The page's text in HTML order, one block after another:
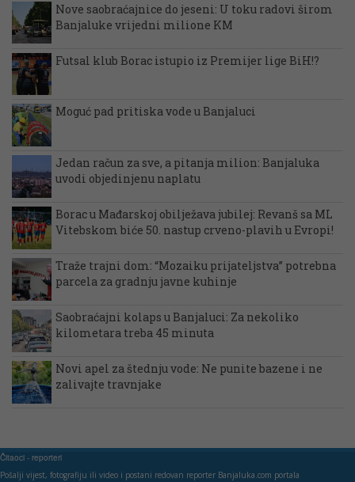
Nove saobraćajnice do jeseni: U toku radovi širom
Banjaluke vrijedni milione KM
Futsal klub Borac istupio iz Premijer lige BiH!?
Moguć pad pritiska vode u Banjaluci
Jedan račun za sve, a pitanja milion: Banjaluka
uvodi objedinjenu naplatu
Borac u Mađarskoj obilježava jubilej: Revanš sa ML
Vitebskom biće 50. nastup crveno-plavih u Evropi!
Traže trajni dom: “Mozaiku prijateljstva” potrebna
parcela za gradnju javne kuhinje
Saobraćajni kolaps u Banjaluci: Za nekoliko
kilometara treba 45 minuta
Novi apel za štednju vode: Ne punite bazene i ne
zalivajte travnjake
Čitaoci - reporteri
Pošalji vijest, fotografiju ili video i postani redovan reporter Banjaluka.com portala